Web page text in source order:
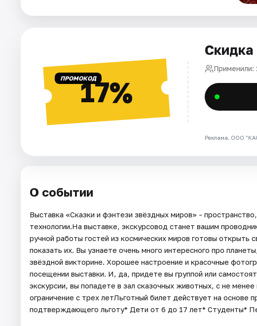
ПРОМОКОД17%
Скидка
Применили:
Реклама. ООО
О событии
Выставка «Сказки и фэнтези звёздных миров» -
технологии.На выставке, экскурсовод станет вашим
ручной работы гостей из космических миров готовы открыть
показать их. Вы узнаете очень много интересного про
звёздной викторине. Хорошее настроение и красочные
посещении выставки. И, да, придете вы группой или
экскурсии, вы попадете в зал сказочных животных, с не
ограничение с трех летЛьготный билет действует на основе
подтверждающего льготу* Дети от 6 до 17 лет* Студенты*